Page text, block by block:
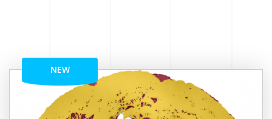
NEW